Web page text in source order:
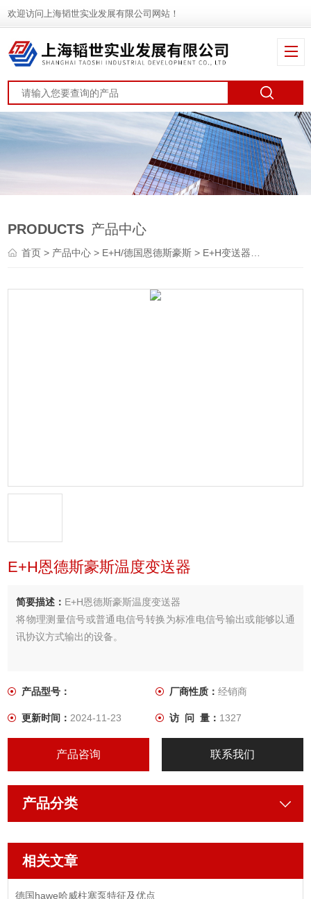
欢迎访问上海韬世实业发展有限公司网站！
PRODUCTS 产品中心
首页> 产品中心 > E+H/德国恩德斯豪斯 > E+H变送器> E+H恩德
E+H恩德斯豪斯温度变送器
简要描述： E+H恩德斯豪斯温度变送器
将物理测量信号或普通电信号转换为标准电信号输出或能够以通
讯协议方式输出的设备。
产品型号： 厂商性质： 经销商
更新时间：2024-11-23 访 问 量： 1327
产品咨询 联系我们
产品分类
相关文章
德国hawe哈威柱塞泵特征及优点